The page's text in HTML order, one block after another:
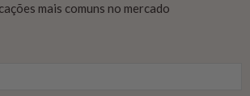
mais comuns no mercado